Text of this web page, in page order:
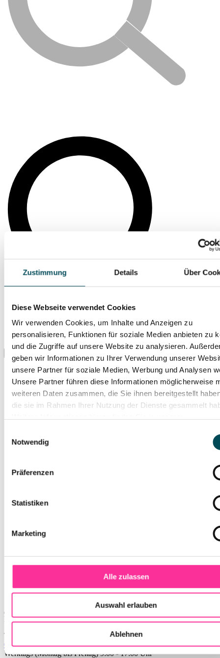
Zustimmung Details Über
Diese Webseite verwendet Cookies
Wir verwenden Cookies, um Inhalte und Anzeigen zu
personalisieren, Funktionen für soziale Medien anbieten zu
und die Zugriffe auf unsere Website zu analysieren.
geben wir Informationen zu Ihrer Verwendung unserer
unsere Partner für soziale Medien, Werbung und Analysen
Unsere Partner führen diese Informationen möglicherweise
weiteren Daten zusammen, die Sie ihnen bereitgestellt
die sie im Rahmen Ihrer Nutzung der Dienste gesammelt
Notwendig
Präferenzen
Statistiken
Marketing
Alle zulassen
Auswahl erlauben
Ablehnen
Fehlerstatus 405
Ticket Hotline
089 / 93 60 93
Werktags (Montag bis Freitag) 9:00 - 17:00 Uhr